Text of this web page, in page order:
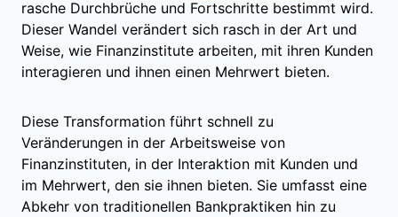
rasche Durchbrüche und Fortschritte bestimmt wird.
Dieser Wandel verändert sich rasch in der Art und
Weise, wie Finanzinstitute arbeiten, mit ihren Kunden
interagieren und ihnen einen Mehrwert bieten.
Diese Transformation führt schnell zu
Veränderungen in der Arbeitsweise von
Finanzinstituten, in der Interaktion mit Kunden und
im Mehrwert, den sie ihnen bieten. Sie umfasst eine
Abkehr von traditionellen Bankpraktiken hin zu